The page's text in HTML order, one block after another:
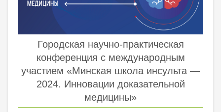
Городская научно-практическая
конференция с международным
участием «Минская школа инсульта —
2024. Инновации доказательной
медицины»